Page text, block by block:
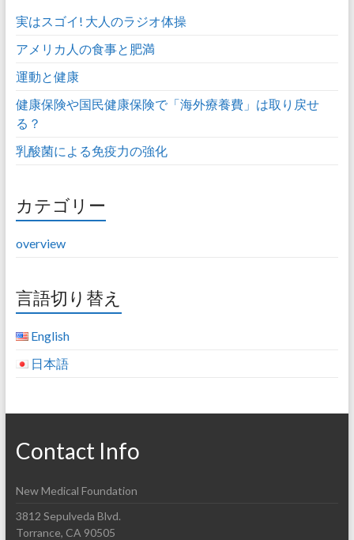
実はスゴイ! 大人のラジオ体操
アメリカ人の食事と肥満
運動と健康
健康保険や国民健康保険で「海外療養費」は取り戻せ
る？
乳酸菌による免疫力の強化
カテゴリー
overview
言語切り替え
English
日本語
Contact Info
New Medical Foundation
3812 Sepulveda Blvd.
Torrance, CA 90505